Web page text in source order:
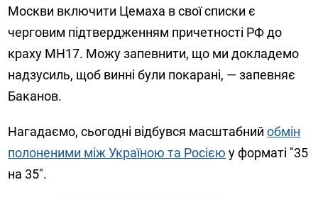
Москви включити Цемаха в свої списки є
черговим підтвердженням причетності РФ до
краху МН17. Можу запевнити, що ми докладемо
надзусиль, щоб винні були покарані, — запевняє
Баканов.
Нагадаємо, сьогодні відбувся масштабнийобмін
полоненими між Україною та Росією у форматі "35
на 35".